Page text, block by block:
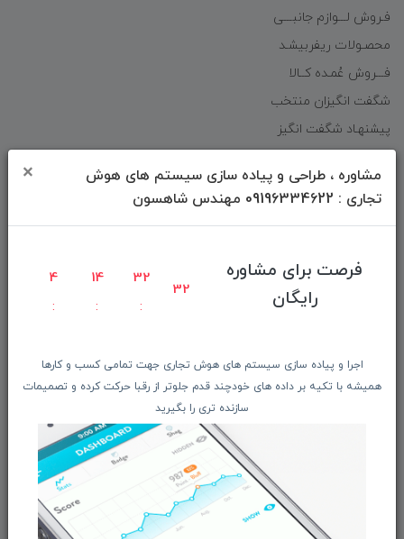
مشاوره ، طراحی و پیاده سازی سیستم های هوش
تجاری : 09196334622 مهندس شاهسون
×
فرصت برای مشاوره
رایگان
4 14 32
31
اجرا و پیاده سازی سیستم های هوش تجاری جهت تمامی کسب و کارها
همیشه با تکیه بر داده های خودچند قدم جلوتر از رقبا حرکت کرده و تصمیمات
سازنده تری را بگیرید
فـروش لـــوازم جانبـــی
محصـولات ریفربیشـد
فـــروش عُمـده کــالا
شگفت انگیزان منتخب
پیشنهـاد شگفت انگیز
دسترسی سریع
راهنمای ثبت سفارش
معرفـــی همکــاران
ویتریــن فروشگـــاه
درباره ما بیشتر بدانید
از تخفیف‌ها و جدیدترین‌های فروشگاه ما باخبر شوید: